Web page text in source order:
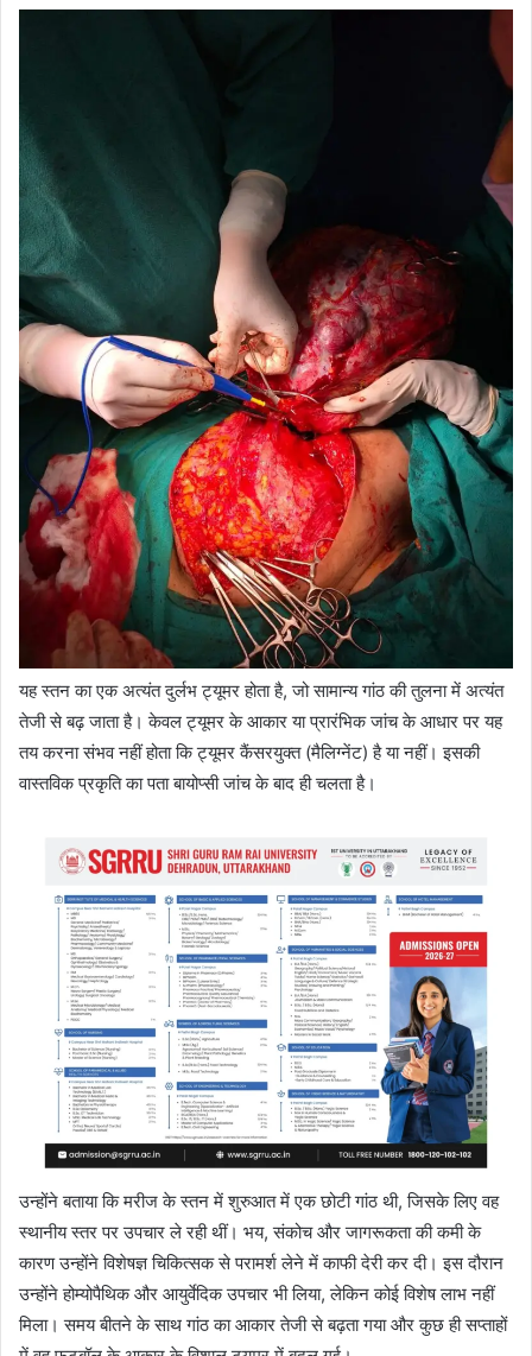
यह स्तन का एक अत्यंत दुर्लभ ट्यूमर होता है, जो सामान्य गांठ की तुलना में अत्यंत
तेजी से बढ़ जाता है। केवल ट्यूमर के आकार या प्रारंभिक जांच के आधार पर यह
तय करना संभव नहीं होता कि ट्यूमर कैंसरयुक्त (मैलिग्नेंट) है या नहीं। इसकी
वास्तविक प्रकृति का पता बायोप्सी जांच के बाद ही चलता है।
उन्होंने बताया कि मरीज के स्तन में शुरुआत में एक छोटी गांठ थी, जिसके लिए वह
स्थानीय स्तर पर उपचार ले रही थीं। भय, संकोच और जागरूकता की कमी के
कारण उन्होंने विशेषज्ञ चिकित्सक से परामर्श लेने में काफी देरी कर दी। इस दौरान
उन्होंने होम्योपैथिक और आयुर्वेदिक उपचार भी लिया, लेकिन कोई विशेष लाभ नहीं
मिला। समय बीतने के साथ गांठ का आकार तेजी से बढ़ता गया और कुछ ही सप्ताहों